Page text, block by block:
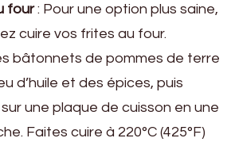
four: Pour une option plus saine,
cuire vos frites au four.
bâtonnets de pommes de terre
d’huile et des épices, puis
une plaque de cuisson en une
Faites cuire à 220°C (425°F)